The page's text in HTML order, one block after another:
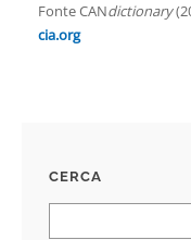
Fonte CANdictionary
cia.org
CERCA